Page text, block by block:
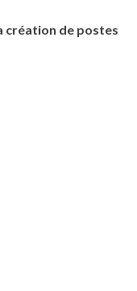
création de postes